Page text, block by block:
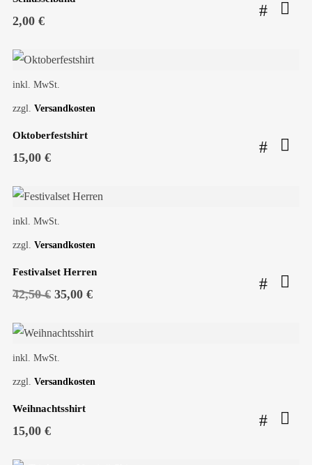
2,00 €
inkl. MwSt.
zzgl. Versandkosten
Oktoberfestshirt
15,00 €
inkl. MwSt.
zzgl. Versandkosten
Festivalset Herren
42,50€ Ursprünglicher
war:
35,00 €Aktueller
ist:
inkl. MwSt.
zzgl. Versandkosten
Weihnachtsshirt
15,00 €